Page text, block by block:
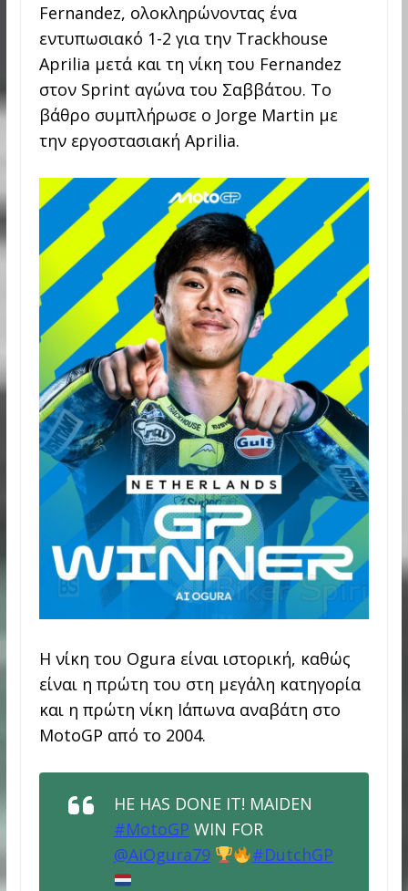
Fernandez, ολοκληρώνοντας ένα
εντυπωσιακό 1-2 για την Trackhouse
Aprilia μετά και τη νίκη του Fernandez
στον Sprint αγώνα του Σαββάτου. Το
βάθρο συμπλήρωσε ο Jorge Martin με
την εργοστασιακή Aprilia.
Η νίκη του Ogura είναι ιστορική, καθώς
είναι η πρώτη του στη μεγάλη κατηγορία
και η πρώτη νίκη Ιάπωνα αναβάτη στο
MotoGP από το 2004.
HE HAS DONE IT! MAIDEN
#MotoGP WIN FOR
@AiOgura79
#DutchGP